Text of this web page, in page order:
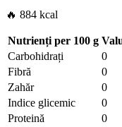
🔥 884 kcal
Nutrienți per 100 g
Carbohidrați
0
Fibră
0
Zahăr
0
Indice glicemic
0
Proteină
0